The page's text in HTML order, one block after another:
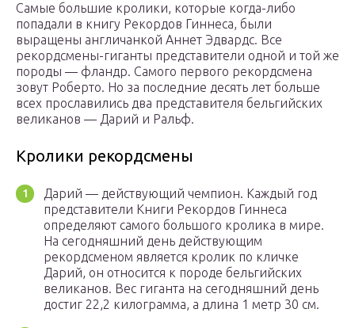
Самые большие кролики, которые когда-либо
попадали в книгу Рекордов Гиннеса, были
выращены англичанкой Аннет Эдвардс. Все
рекордсмены-гиганты представители одной и той же
породы — фландр. Самого первого рекордсмена
зовут Роберто. Но за последние десять лет больше
всех прославились два представителя бельгийских
великанов — Дарий и Ральф.
Кролики рекордсмены
Дарий — действующий чемпион. Каждый год
представители Книги Рекордов Гиннеса
определяют самого большого кролика в мире.
На сегодняшний день действующим
рекордсменом является кролик по кличке
Дарий, он относится к породе бельгийских
великанов. Вес гиганта на сегодняшний день
достиг 22,2 килограмма, а длина 1 метр 30 см.